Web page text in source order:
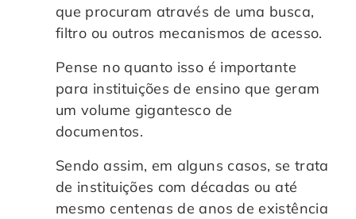
que procuram através de uma busca,
filtro ou outros mecanismos de acesso.
Pense no quanto isso é importante
para instituições de ensino que geram
um volume gigantesco de
documentos.
Sendo assim, em alguns casos, se trata
de instituições com décadas ou até
mesmo centenas de anos de existência